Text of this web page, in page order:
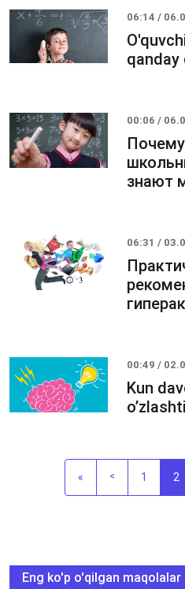
06:14 /
qanday
00:06 /
знают
06:31 /
00:49 /
Kun
« < 1 2
Eng ko'p o'qilgan maqolalar